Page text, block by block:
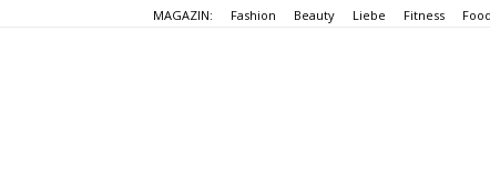
MAGAZIN: Fashion Beauty Liebe Fitness Food